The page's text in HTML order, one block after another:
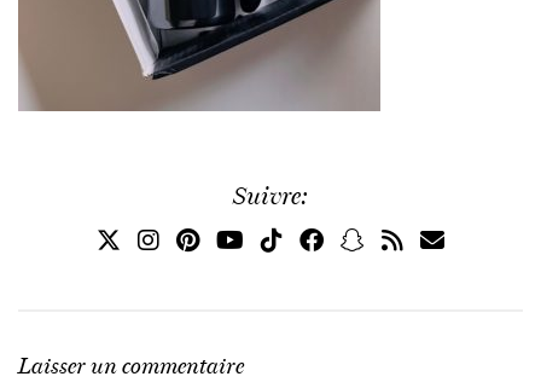
Suivre:
Laisser un commentaire